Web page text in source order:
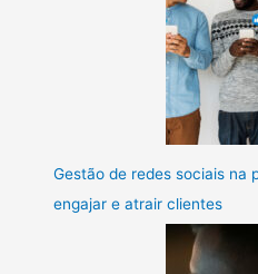
Gestão de redes sociais na
engajar e atrair clientes